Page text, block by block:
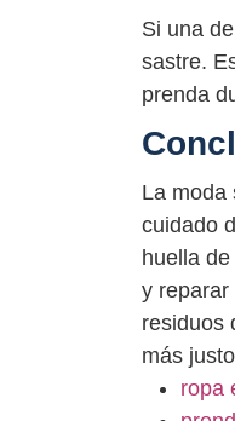
Si una
sastre.
prenda
La moda
cuidado
huella
y reparar
residuos
más
ropa